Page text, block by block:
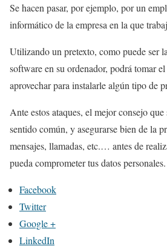
Se hacen pasar, por ejemplo, por un
informático de la empresa en la que
Utilizando un pretexto, como puede ser
software en su ordenador, podrá tomar
aprovechar para instalarle algún tipo de
Ante estos ataques, el mejor consejo que
sentido común, y asegurarse bien de la
mensajes, llamadas, etc.… antes de
pueda comprometer tus datos personales.
Facebook
Twitter
Google +
LinkedIn